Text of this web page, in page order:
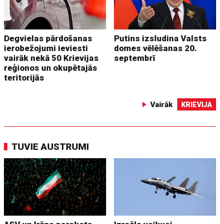
Degvielas pārdošanas
ierobežojumi ieviesti
vairāk nekā 50 Krievijas
reģionos un okupētajās
teritorijās
Putins izsludina Valsts
domes vēlēšanas 20.
septembrī
Vairāk KRIEVIJA
TUVIE AUSTRUMI